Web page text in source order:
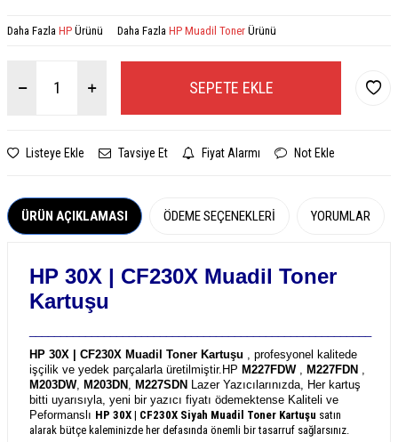
Daha Fazla HP Ürünü Daha Fazla HP Muadil Toner Ürünü
SEPETE EKLE
Listeye Ekle Tavsiye Et Fiyat Alarmı Not Ekle
ÜRÜN AÇIKLAMASI ÖDEME SEÇENEKLERI YORUMLAR
HP 30X | CF230X Muadil Toner
Kartuşu
HP 30X | CF230X Muadil Toner Kartuşu
, profesyonel kalitede
işçilik ve yedek parçalarla üretilmiştir. HP M227FDW M227FDN
M203DW, M203DN M227SDN Lazer Yazıcılarınızda, Her kartuş
bitti uyarısıyla, yeni bir yazıcı fiyatı ödemektense Kaliteli ve
Peformanslı HP 30X | CF230X Siyah Muadil Toner Kartuşu satın
alarak bütçe kaleminizde her defasında önemli bir tasarruf sağlarsınız.